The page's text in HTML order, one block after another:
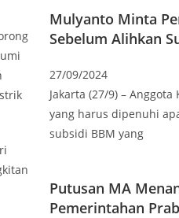
Mulyanto Minta
Sebelum Alihkan
27/09/2024
Jakarta (27/9) –
yang harus dipenuhi
subsidi BBM yang
Putusan MA
Pemerintahan